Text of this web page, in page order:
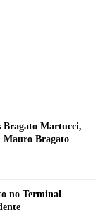
Bragato Martucci,
Mauro Bragato
no Terminal